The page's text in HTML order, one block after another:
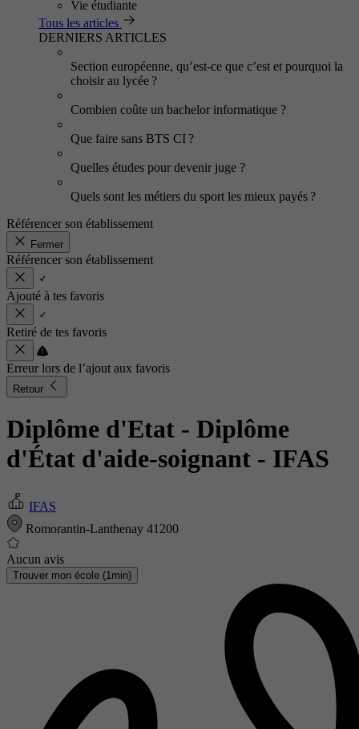
Vie étudiante
Tous les articles
DERNIERS ARTICLES
Section européenne, qu’est-ce que c’est et pourquoi la
choisir au lycée ?
Combien coûte un bachelor informatique ?
Que faire sans BTS CI ?
Quelles études pour devenir juge ?
Quels sont les métiers du sport les mieux payés ?
Référencer son établissement
Fermer
Référencer son établissement
Ajouté à tes favoris
Retiré de tes favoris
Erreur lors de l’ajout aux favoris
Retour
Diplôme d'Etat - Diplôme
d'État d'aide-soignant - IFAS
IFAS
Romorantin-Lanthenay 41200
Aucun avis
Trouver mon école (1min)